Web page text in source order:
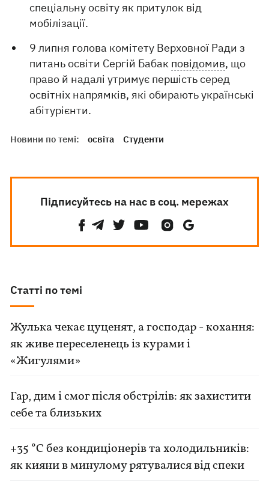
спеціальну освіту як притулок від
мобілізації.
9 липня голова комітету Верховної Ради з
питань освіти Сергій Бабак повідомив, що
право й надалі утримує першість серед
освітніх напрямків, які обирають українські
абітурієнти.
Новини по темі: освіта Студенти
Підписуйтесь на нас в соц. мережах
Статті по темі
Жулька чекає цуценят, а господар - кохання:
як живе переселенець із курами і
«Жигулями»
Гар, дим і смог після обстрілів: як захистити
себе та близьких
+35 °C без кондиціонерів та холодильників:
як кияни в минулому рятувалися від спеки